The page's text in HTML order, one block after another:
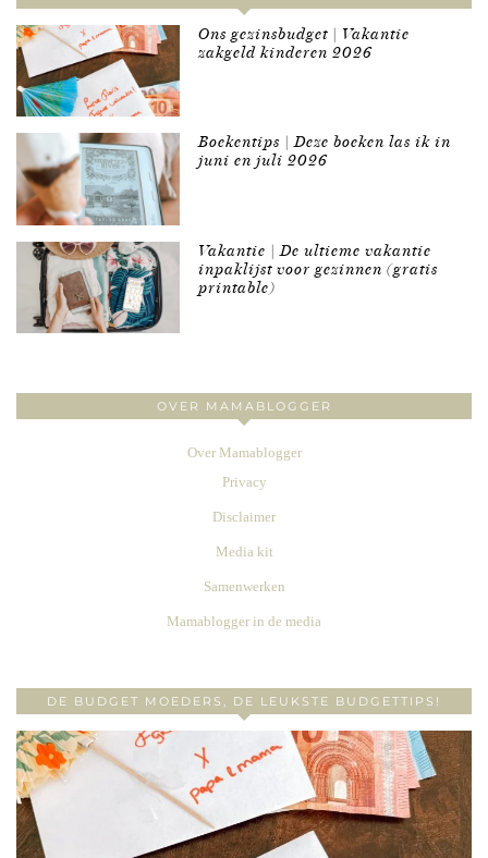
Ons gezinsbudget | Vakantie
zakgeld kinderen 2026
Boekentips | Deze boeken las ik in
juni en juli 2026
Vakantie | De ultieme vakantie
inpaklijst voor gezinnen (gratis
printable)
OVER MAMABLOGGER
Over Mamablogger
Privacy
Disclaimer
Media kit
Samenwerken
Mamablogger in de media
DE BUDGET MOEDERS, DE LEUKSTE BUDGETTIPS!